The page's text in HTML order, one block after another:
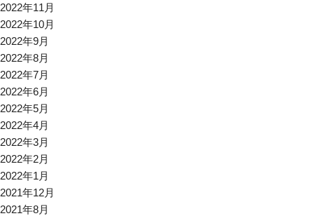
2022年11月
2022年10月
2022年9月
2022年8月
2022年7月
2022年6月
2022年5月
2022年4月
2022年3月
2022年2月
2022年1月
2021年12月
2021年8月